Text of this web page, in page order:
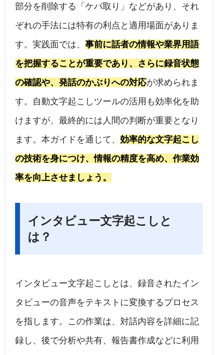
部分を削除する「ケバ取り」などがあり、それ
ぞれの手法には特有の利点と適用場面がありま
す。実践面では、 事前に話者の情報や業界用語
を把握することが重要であり、さらに録音状態
の確認や、発話のかぶりへの対応が求められま
す。自動文字起こしツールの活用も効率化を助
けますが、最終的には人間の判断が重要となり
ます。本ガイドを通じて、 効率的な文字起こし
の技術を身につけ、情報の精度を高め、作業効
率を向上させましょう。
インタビュー文字起こしと
は？
インタビュー文字起こしとは、録音されたイン
タビューの音声をテキストに変換するプロセス
を指します。この作業は、対話内容を詳細に記
録し、後で分析や共有、報告書作成などに利用